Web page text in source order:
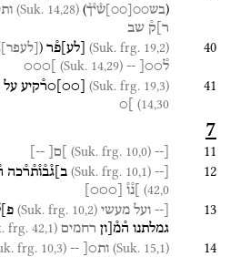
(בש○○ ○○ ש֯י֯ך֯)
(Suk. 14,28)
ר]ק֯ שב
40
(Suk. frg. 19,2) לע פ֯ר ( לעפר
ל֯○○[
--
(Suk. 14,29)
]○○○
41
(Suk. frg. 19,3)
○○ ○ר֯קיע על
14,30)
]○
7
11
[--
(Suk. frg. 10,0) ]ם[ --]
12
[--
(Suk. frg. 10,1) ב]ג֯ב֯ו֯ת֯ר֯כה
42,0)
]נ֯ו֯ ○○○
13
[-- ועל מעשי (Suk. frg. 10,2)
גמלתנו ה֯מ֯[ון רחמים (Suk. frg. 42,1)
14
(Suk. 15,1) ות○[ --
(Suk. frg. 10,3)